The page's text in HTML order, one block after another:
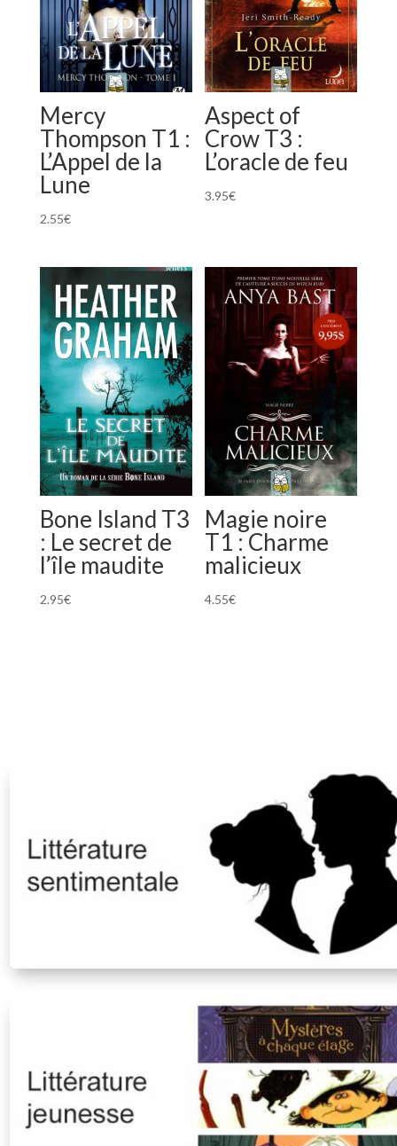
Mercy
Thompson T1 :
L’Appel de la
Lune
2.55€
Aspect of
Crow T3 :
L’oracle de feu
3.95€
Bone Island T3
: Le secret de
l’île maudite
2.95€
Magie noire
T1 : Charme
malicieux
4.55€